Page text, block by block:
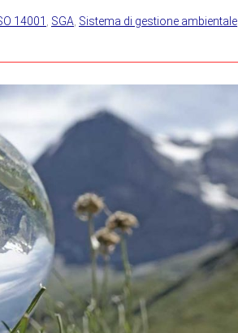
14001 SGA Sistema di gestione ambientale